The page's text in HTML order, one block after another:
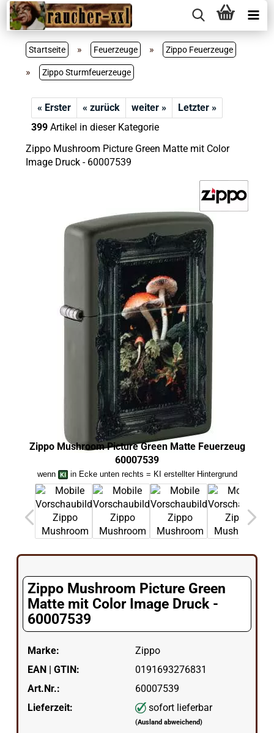
Startseite » Feuerzeuge » Zippo Feuerzeuge
» Zippo Sturmfeuerzeuge
« Erster « zurück weiter »
Letzter »
399Artikel in dieser Kategorie
Zippo Mushroom Picture Green Matte mit Color
Image Druck - 60007539
Zippo Mushroom Picture Green Matte Feuerzeug
60007539
wenn in Ecke unten rechts = KI erstellter Hintergrund
Zippo Mushroom Picture Green
Matte mit Color Image Druck -
60007539
Marke:
Zippo
EAN | GTIN:
0191693276831
Art.Nr.:
60007539
Lieferzeit:
sofort lieferbar
(Ausland abweichend)